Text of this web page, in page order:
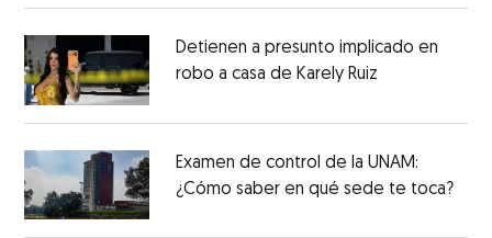
Detienen a presunto implicado en
robo a casa de Karely Ruiz
Examen de control de la UNAM:
¿Cómo saber en qué sede te toca?